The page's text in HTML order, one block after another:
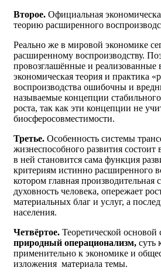
Второе. Официальная
теорию расширенного
Реально же в мировой экономике
расширенному воспроизводству.
провозглашённые и реализованные
экономическая теория и практика
воспроизводства ошибочны и
называемые концепции
роста, так как эти концепции не
биосферосовместимости.
Третье. Особенность системы
жизнеспособного развития состоит
в ней становится сама функция
критериям истинно расширенного
котором главная производительная
духовность человека, опережает
материальных благ и услуг, а
населения.
Четвёртое. Теоретической основой
природный операционализм, суть
применительно к экономике и
изложения материала темы.